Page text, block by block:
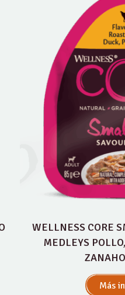
WELLNESS CORE
MEDLEYS
Más